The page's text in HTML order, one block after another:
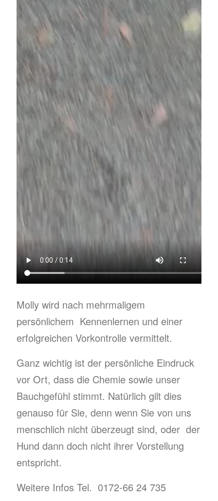
Molly wird nach mehrmaligem
persönlichem Kennenlernen und einer
erfolgreichen Vorkontrolle vermittelt.
Ganz wichtig ist der persönliche Eindruck
vor Ort, dass die Chemie sowie unser
Bauchgefühl stimmt. Natürlich gilt dies
genauso für Sie, denn wenn Sie von uns
menschlich nicht überzeugt sind, oder der
Hund dann doch nicht ihrer Vorstellung
entspricht.
Weitere Infos Tel. 0172-66 24 735